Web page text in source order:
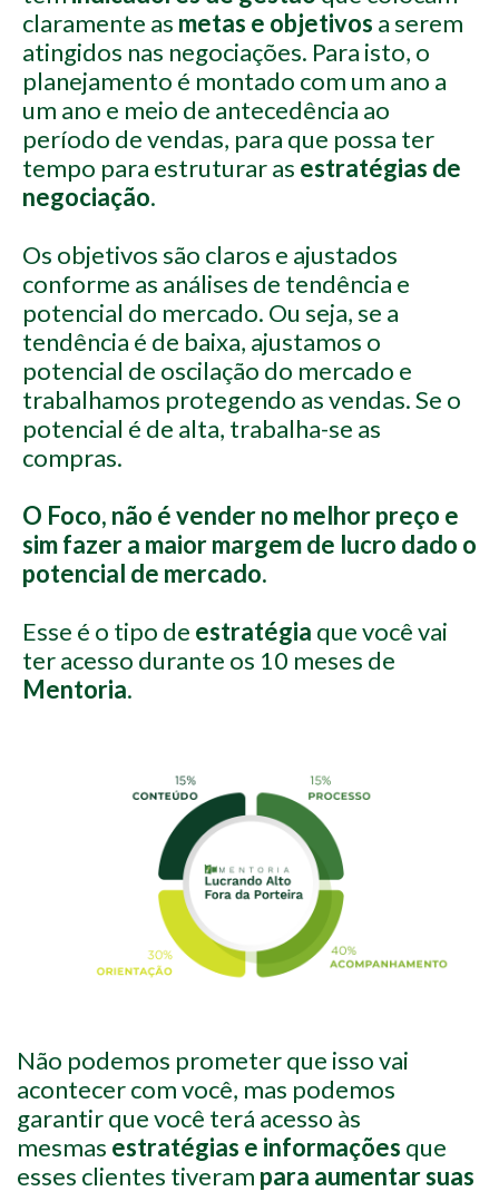
claramente as metas e objetivos a serem
atingidos nas negociações. Para isto, o
planejamento é montado com um ano a
um ano e meio de antecedência ao
período de vendas, para que possa ter
tempo para estruturar as estratégias de
negociação.
Os objetivos são claros e ajustados
conforme as análises de tendência e
potencial do mercado. Ou seja, se a
tendência é de baixa, ajustamos o
potencial de oscilação do mercado e
trabalhamos protegendo as vendas. Se o
potencial é de alta, trabalha-se as
compras.
O Foco, não é vender no melhor preço e
sim fazer a maior margem de lucro dado o
potencial de mercado.
Esse é o tipo de estratégia que você vai
ter acesso durante os 10 meses de
Mentoria.
Não podemos prometer que isso vai
acontecer com você, mas podemos
garantir que você terá acesso às
mesmas estratégias e informações que
esses clientes tiveram para aumentar suas